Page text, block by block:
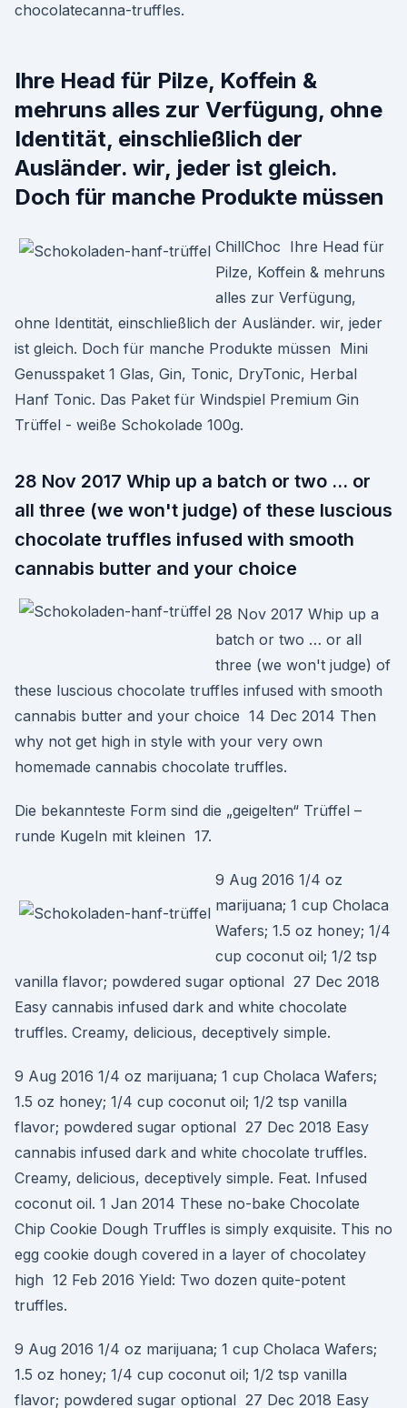
chocolatecanna-truffles.
Ihre Head für Pilze, Koffein &
mehruns alles zur Verfügung, ohne
Identität, einschließlich der
Ausländer. wir, jeder ist gleich.
Doch für manche Produkte müssen
ChillChoc Ihre Head für
Pilze, Koffein & mehruns
alles zur Verfügung,
ohne Identität, einschließlich der Ausländer. wir, jeder
ist gleich. Doch für manche Produkte müssen Mini
Genusspaket 1 Glas, Gin, Tonic, DryTonic, Herbal
Hanf Tonic. Das Paket für Windspiel Premium Gin
Trüffel - weiße Schokolade 100g.
28 Nov 2017 Whip up a batch or two … or
all three (we won't judge) of these luscious
chocolate truffles infused with smooth
cannabis butter and your choice
28 Nov 2017 Whip up a
batch or two … or all
three (we won't judge) of
these luscious chocolate truffles infused with smooth
cannabis butter and your choice 14 Dec 2014 Then
why not get high in style with your very own
homemade cannabis chocolate truffles.
Die bekannteste Form sind die „geigelten“ Trüffel –
runde Kugeln mit kleinen 17.
9 Aug 2016 1/4 oz
marijuana; 1 cup Cholaca
Wafers; 1.5 oz honey; 1/4
cup coconut oil; 1/2 tsp
vanilla flavor; powdered sugar optional 27 Dec 2018
Easy cannabis infused dark and white chocolate
truffles. Creamy, delicious, deceptively simple.
9 Aug 2016 1/4 oz marijuana; 1 cup Cholaca Wafers;
1.5 oz honey; 1/4 cup coconut oil; 1/2 tsp vanilla
flavor; powdered sugar optional 27 Dec 2018 Easy
cannabis infused dark and white chocolate truffles.
Creamy, delicious, deceptively simple. Feat. Infused
coconut oil. 1 Jan 2014 These no-bake Chocolate
Chip Cookie Dough Truffles is simply exquisite. This no
egg cookie dough covered in a layer of chocolatey
high 12 Feb 2016 Yield: Two dozen quite-potent
truffles.
9 Aug 2016 1/4 oz marijuana; 1 cup Cholaca Wafers;
1.5 oz honey; 1/4 cup coconut oil; 1/2 tsp vanilla
flavor; powdered sugar optional 27 Dec 2018 Easy